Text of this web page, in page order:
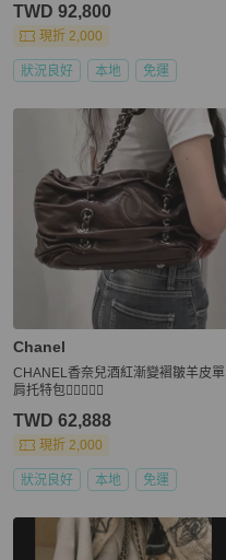
TWD 92,800
現折 2,000
狀況良好 本地 免運
Chanel
CHANEL香奈兒酒紅漸變褶皺羊皮單
肩托特包🕵🏻‍♀️🕵🏽
TWD 62,888
現折 2,000
狀況良好 本地 免運